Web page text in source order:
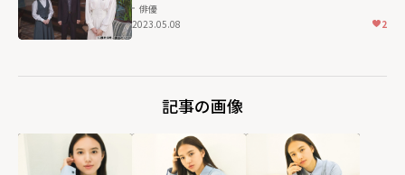
俳優
2023.05.08
2
記事の画像